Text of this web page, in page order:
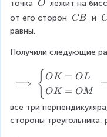
\
fr
{
}
{
}
}
C
точка \
\
O лежит на
от его сторон \
B
CB и \
равны.
Получили следующие
m
ie
s
⟹ {OK = OL
OK = OM
все три
стороны